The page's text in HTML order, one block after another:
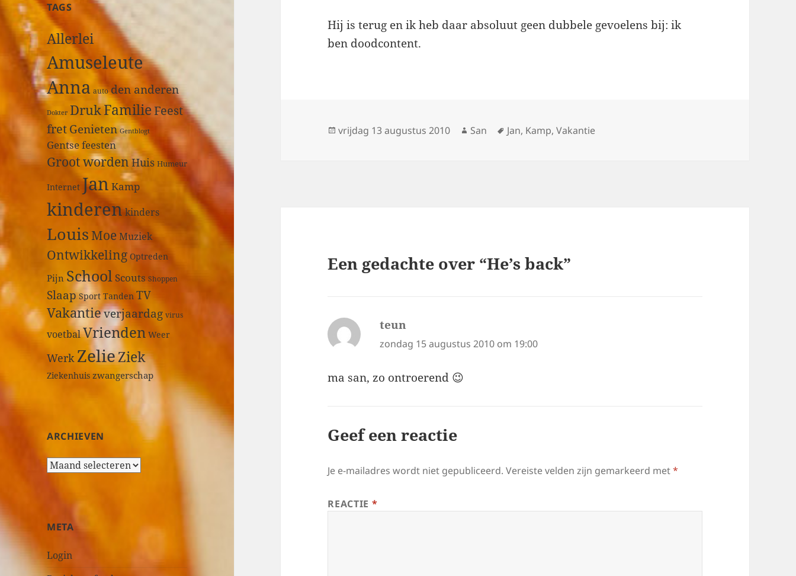
n
n
a
r
:
TAGS
Allerlei
Amuseleute
Anna auto den anderen
Dokter DrukFamilieFeest
fretGenieten Gentblogt
Gentse feesten
Groot wordenHuis Humeur
Internet Jan Kamp
kinderenkinders
LouisMoeMuziek
Ontwikkeling Optreden
Pijn School Scouts Shoppen
Slaap Sport Tanden TV
Vakantieverjaardag virus
voetbalVrienden Weer
Werk ZelieZiek
Ziekenhuis zwangerschap
ARCHIEVEN
A
i
v
META
Login
Hij is terug en ik heb daar absoluut geen dubbele gevoelens bij: ik
ben doodcontent.
Geplaatst
vrijdag 13 augustus 2010 Auteur
San Tags
Jan, Kamp,Vakantie
Een gedachte over “He’s back”
teun
zondag 15 augustus 2010 om 19:00
ma san, zo ontroerend 😉
Geef een reactie
Je e-mailadres wordt niet gepubliceerd. Vereiste velden zijn gemarkeerd met*
REACTIE *